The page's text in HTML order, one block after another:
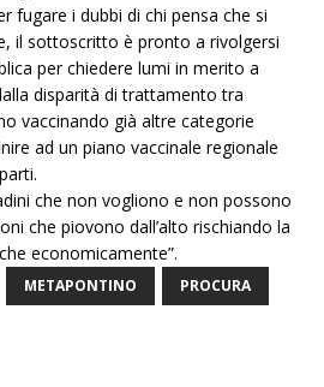
fugare i dubbi di chi pensa che si
il sottoscritto è pronto a rivolgersi
per chiedere lumi in merito a
disparità di trattamento tra
vaccinando già altre categorie
ad un piano vaccinale regionale
che non vogliono e non possono
che piovono dall’alto rischiando la
economicamente”.
METAPONTINO PROCURA